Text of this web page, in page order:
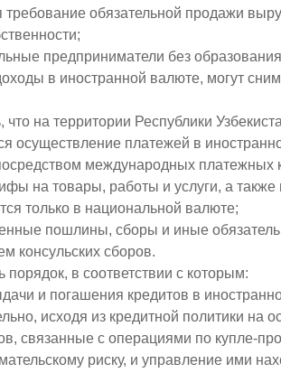
требование обязательной продажи
предприниматели без
в иностранной валюте, могут
что на территории Республики
осуществление платежей в
международных платежных
на товары, работы и услуги, а
только в национальной валюте;
пошлины, сборы и иные
консульских сборов.
порядок, в соответствии с которым:
и погашения кредитов в
исходя из кредитной политики на
связанные с операциями по купле-
риску, и управление ими